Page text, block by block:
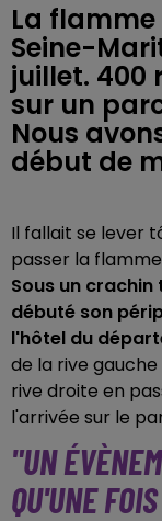
La
Seine-
juillet. 400
sur un
Nous
début de
Il fallait se lever
passer la
Sous un
débuté son
l'hôtel du
de la rive
rive droite en
l'arrivée sur le
"UN
QU'UNE